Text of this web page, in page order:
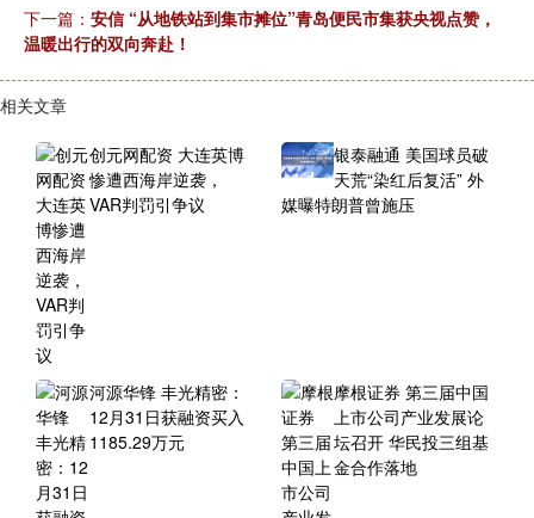
下一篇： 安信 “从地铁站到集市摊位”青岛便民市集获央视点赞，
温暖出行的双向奔赴！
相关文章
创元网配资 大连英博
惨遭西海岸逆袭，
VAR判罚引争议
银泰融通 美国球员破
天荒“染红后复活” 外
媒曝特朗普曾施压
河源华锋 丰光精密：
12月31日获融资买入
1185.29万元
摩根证券 第三届中国
上市公司产业发展论
坛召开 华民投三组基
金合作落地